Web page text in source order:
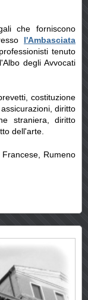
che forniscono
l'Ambasciata
tenuto
degli Avvocati
costituzione
diritto
straniera, diritto
dell'arte.
Rumeno